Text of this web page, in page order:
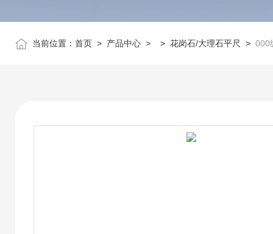
当前位置： 首页 > 产品中心 > > 花岗石/大理石平尺 > 000